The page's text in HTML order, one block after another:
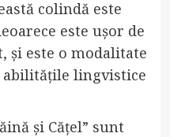
colindă este
este ușor de
și este o modalitate
abilitățile lingvistice
și Cățel” sunt